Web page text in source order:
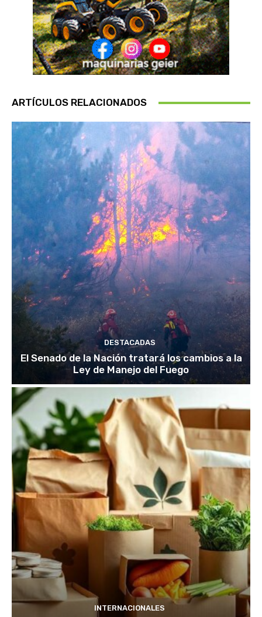
ARTÍCULOS RELACIONADOS
DESTACADAS
El Senado de la Nación tratará los cambios a la
Ley de Manejo del Fuego
INTERNACIONALES